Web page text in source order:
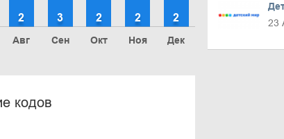
Авг
2
Сен
3
Окт
2
Ноя
2
Дек
2
кодов
23